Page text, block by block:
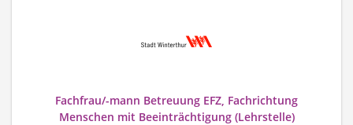
Fachfrau/-mann Betreuung EFZ, Fachrichtung
Menschen mit Beeinträchtigung (Lehrstelle)